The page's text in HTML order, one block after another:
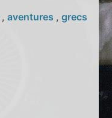
,aventures ,grecs